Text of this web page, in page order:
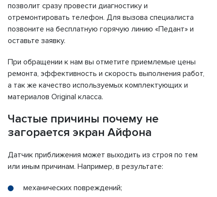
позволит сразу провести диагностику и
отремонтировать телефон. Для вызова специалиста
позвоните на бесплатную горячую линию «Педант» и
оставьте заявку.
При обращении к нам вы отметите приемлемые цены
ремонта, эффективность и скорость выполнения работ,
а так же качество используемых комплектующих и
материалов Original класса.
Частые причины почему не
загорается экран Айфона
Датчик приближения может выходить из строя по тем
или иным причинам. Например, в результате:
механических повреждений;